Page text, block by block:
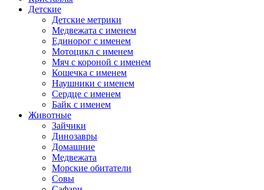
Детские
Детские метрики
Медвежата с именем
Единорог с именем
Мотоцикл с именем
Мяч с короной с именем
Кошечка с именем
Наушники с именем
Сердце с именем
Байк с именем
Животные
Зайчики
Динозавры
Домашние
Медвежата
Морские обитатели
Совы